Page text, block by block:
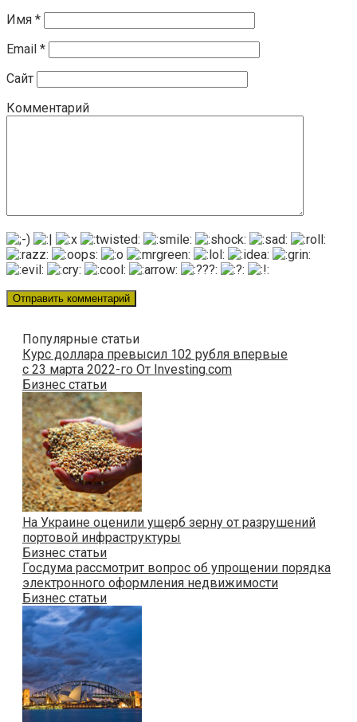
Имя *
Email *
Сайт
Комментарий
Популярные статьи
​Курс доллара превысил 102 рубля впервые
с 23 марта 2022-го От Investing.com
Бизнес статьи
На Украине оценили ущерб зерну от разрушений
портовой инфраструктуры
Бизнес статьи
Госдума рассмотрит вопрос об упрощении порядка
электронного оформления недвижимости
Бизнес статьи